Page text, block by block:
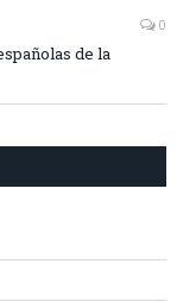
0
de la